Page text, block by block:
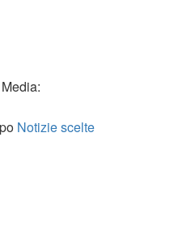
Notizie scelte